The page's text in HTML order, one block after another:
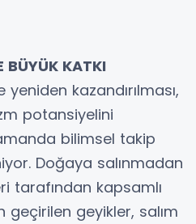
BÜYÜK KATKI
yeniden kazandırılması,
potansiyelini
bilimsel takip
Doğaya salınmadan
tarafından kapsamlı
geçirilen geyikler, salım